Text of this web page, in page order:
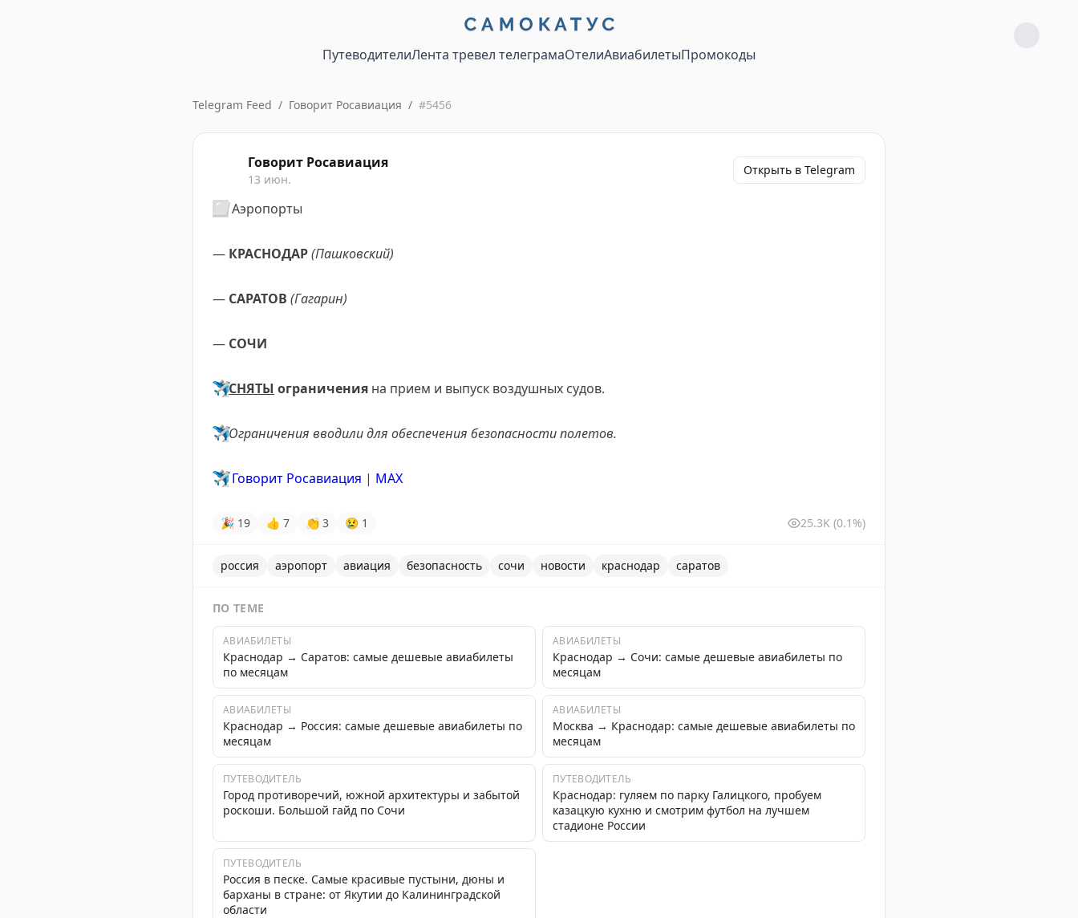
ПутеводителиЛента тревел телеграмаОтелиАвиабилетыПромокоды
Telegram Feed / Говорит Росавиация / #5456
Говорит Росавиация
13 июн.
Открыть в Telegram
⬜️Аэропорты
— КРАСНОДАР(Пашковский)
— САРАТОВ (Гагарин)
— СОЧИ
✈️СНЯТЫ ограничения на прием и выпуск воздушных судов.
✈️Ограничения вводили для обеспечения безопасности полетов.
✈️ Говорит Росавиация | MАХ
🎉 19 👍 7 👏 3 😢 1 25.3K (0.1%)
россия аэропорт авиация безопасность сочи новости краснодар саратов
ПО ТЕМЕ
АВИАБИЛЕТЫ
Краснодар → Саратов: самые дешевые авиабилеты
по месяцам
АВИАБИЛЕТЫ
Краснодар → Сочи: самые дешевые авиабилеты по
месяцам
АВИАБИЛЕТЫ
Краснодар → Россия: самые дешевые авиабилеты по
месяцам
АВИАБИЛЕТЫ
Москва → Краснодар: самые дешевые авиабилеты по
месяцам
ПУТЕВОДИТЕЛЬ
Город противоречий, южной архитектуры и забытой
роскоши. Большой гайд по Сочи
ПУТЕВОДИТЕЛЬ
Краснодар: гуляем по парку Галицкого, пробуем
казацкую кухню и смотрим футбол на лучшем
стадионе России
ПУТЕВОДИТЕЛЬ
Россия в песке. Самые красивые пустыни, дюны и
барханы в стране: от Якутии до Калининградской
области